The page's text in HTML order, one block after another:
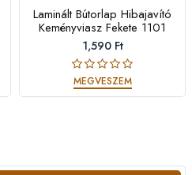
Laminált Bútorlap Hibajavító
Keményviasz Fekete 1101
1,590 Ft
MEGVESZEM